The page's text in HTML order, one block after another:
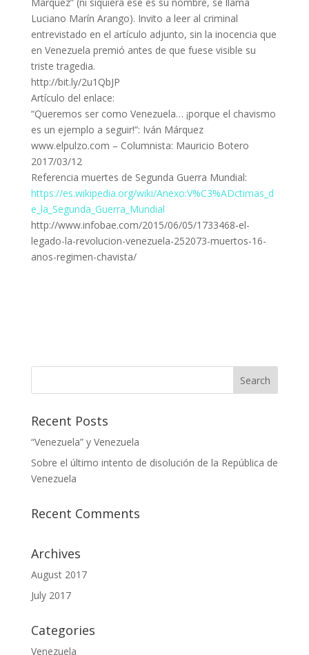
Luciano Marín Arango). Invito a leer al criminal
entrevistado en el artículo adjunto, sin la inocencia que
en Venezuela premió antes de que fuese visible su
triste tragedia.
http://bit.ly/2u1QbJP
Artículo del enlace:
“Queremos ser como Venezuela… ¡porque el chavismo
es un ejemplo a seguir!”: Iván Márquez
www.elpulzo.com – Columnista: Mauricio Botero
2017/03/12
Referencia muertes de Segunda Guerra Mundial:
https://es.wikipedia.org/wiki/Anexo:V%C3%ADctimas_d
e_la_Segunda_Guerra_Mundial
http://www.infobae.com/2015/06/05/1733468-el-
legado-la-revolucion-venezuela-252073-muertos-16-
anos-regimen-chavista/
Recent Posts
“Venezuela” y Venezuela
Sobre el último intento de disolución de la República de
Venezuela
Recent Comments
Archives
August 2017
July 2017
Categories
Venezuela